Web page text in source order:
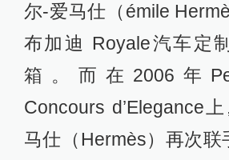
尔-爱马仕（émile
布加迪 Royale汽车定
箱。而在2006年
Concours d’Elegance
马仕（Hermès）再次联